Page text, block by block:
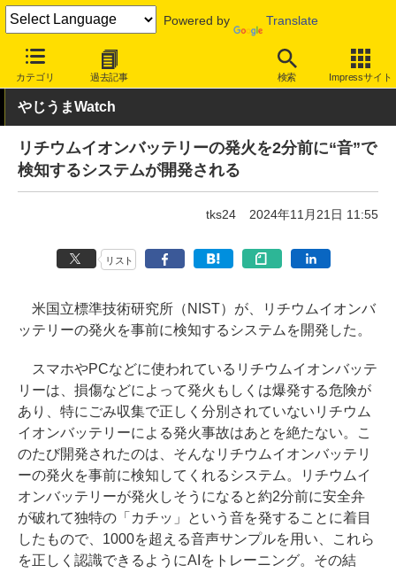
Powered by Translate
カテゴリ 過去記事 検索 Impressサイト
INTERNET Watch トピック
やじうまWatch
リチウムイオンバッテリーの発火を2分前に“音”で
検知するシステムが開発される
tks24 2024年11月21日 11:55
リスト
米国立標準技術研究所（NIST）が、リチウムイオンバ
ッテリーの発火を事前に検知するシステムを開発した。
スマホやPCなどに使われているリチウムイオンバッテ
リーは、損傷などによって発火もしくは爆発する危険が
あり、特にごみ収集で正しく分別されていないリチウム
イオンバッテリーによる発火事故はあとを絶たない。こ
のたび開発されたのは、そんなリチウムイオンバッテリ
ーの発火を事前に検知してくれるシステム。リチウムイ
オンバッテリーが発火しそうになると約2分前に安全弁
が破れて独特の「カチッ」という音を発することに着目
したもので、1000を超える音声サンプルを用い、これら
を正しく認識できるようにAIをトレーニング。その結